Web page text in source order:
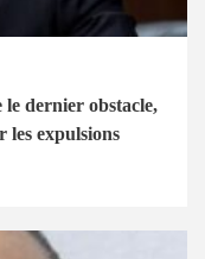
le dernier obstacle,
les expulsions